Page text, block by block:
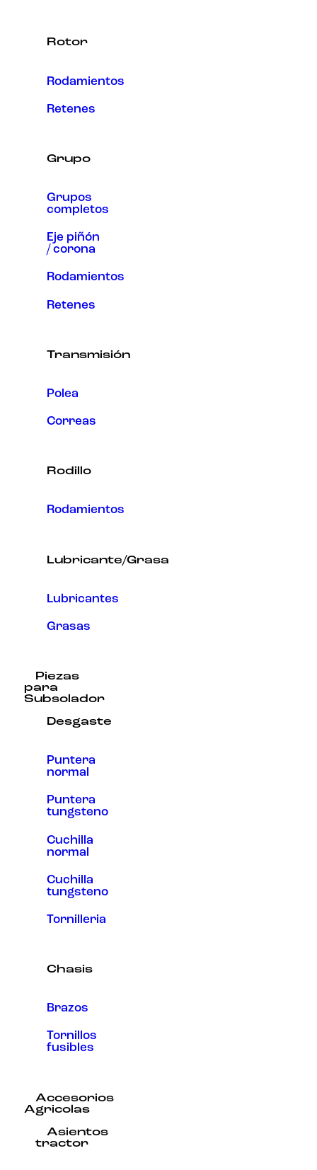
Rotor
Rodamientos
Retenes
Grupo
Grupos
completos
Eje piñón
/ corona
Rodamientos
Retenes
Transmisión
Polea
Correas
Rodillo
Rodamientos
Lubricante/Grasa
Lubricantes
Grasas
Piezas
para
Subsolador
Desgaste
Puntera
normal
Puntera
tungsteno
Cuchilla
normal
Cuchilla
tungsteno
Tornilleria
Chasis
Brazos
Tornillos
fusibles
Accesorios
Agricolas
Asientos
tractor